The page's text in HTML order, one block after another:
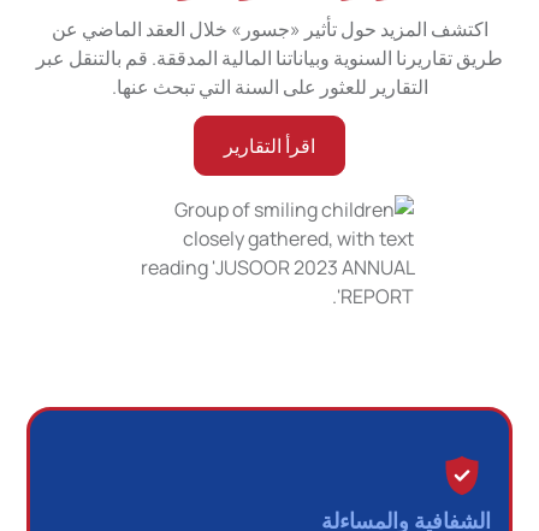
اكتشف المزيد حول تأثير «جسور» خلال العقد الماضي عن
طريق تقاريرنا السنوية وبياناتنا المالية المدققة. قم بالتنقل عبر
التقارير للعثور على السنة التي تبحث عنها.
اقرأ التقارير
الشفافية والمساءلة